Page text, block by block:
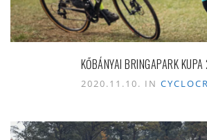
KŐBÁNYAI BRINGAPARK
2020.11.10. IN